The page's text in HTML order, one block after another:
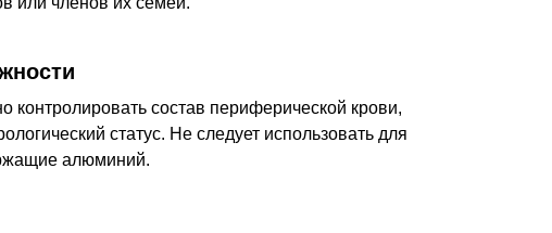
контролировать состав периферической крови,
статус. Не следует использовать для
алюминий.